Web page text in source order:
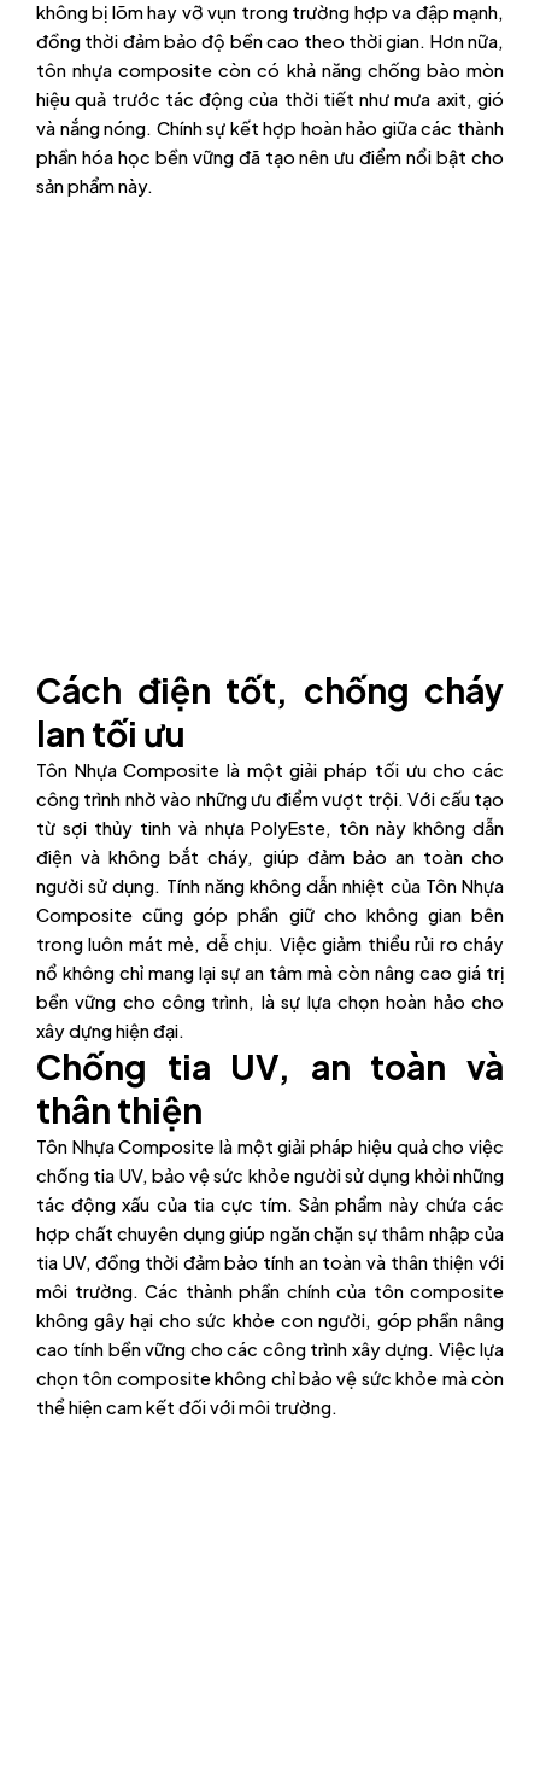
không bị lõm hay vỡ vụn trong trường hợp va đập mạnh,
đồng thời đảm bảo độ bền cao theo thời gian. Hơn nữa,
tôn nhựa composite còn có khả năng chống bào mòn
hiệu quả trước tác động của thời tiết như mưa axit, gió
và nắng nóng. Chính sự kết hợp hoàn hảo giữa các thành
phần hóa học bền vững đã tạo nên ưu điểm nổi bật cho
sản phẩm này.
Cách điện tốt, chống cháy
lan tối ưu
Tôn Nhựa Composite là một giải pháp tối ưu cho các
công trình nhờ vào những ưu điểm vượt trội. Với cấu tạo
từ sợi thủy tinh và nhựa PolyEste, tôn này không dẫn
điện và không bắt cháy, giúp đảm bảo an toàn cho
người sử dụng. Tính năng không dẫn nhiệt của Tôn Nhựa
Composite cũng góp phần giữ cho không gian bên
trong luôn mát mẻ, dễ chịu. Việc giảm thiểu rủi ro cháy
nổ không chỉ mang lại sự an tâm mà còn nâng cao giá trị
bền vững cho công trình, là sự lựa chọn hoàn hảo cho
xây dựng hiện đại.
Chống tia UV, an toàn và
thân thiện
Tôn Nhựa Composite là một giải pháp hiệu quả cho việc
chống tia UV, bảo vệ sức khỏe người sử dụng khỏi những
tác động xấu của tia cực tím. Sản phẩm này chứa các
hợp chất chuyên dụng giúp ngăn chặn sự thâm nhập của
tia UV, đồng thời đảm bảo tính an toàn và thân thiện với
môi trường. Các thành phần chính của tôn composite
không gây hại cho sức khỏe con người, góp phần nâng
cao tính bền vững cho các công trình xây dựng. Việc lựa
chọn tôn composite không chỉ bảo vệ sức khỏe mà còn
thể hiện cam kết đối với môi trường.